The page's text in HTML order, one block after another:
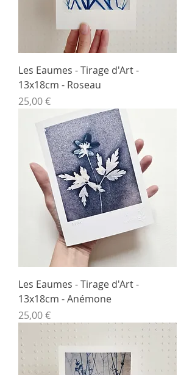
Les Eaumes - Tirage d'Art -
13x18cm - Roseau
Prix
25,00 €
Les Eaumes - Tirage d'Art -
13x18cm - Anémone
Prix
25,00 €